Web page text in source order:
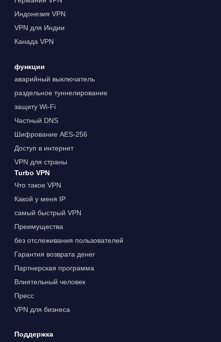
Индонезия VPN
VPN для Индии
Канада VPN
функции
аварийный выключатель
раздельное туннелирование
защиту Wi-Fi
Частный DNS
Шифрование AES-256
Доступ в интернет
VPN для страны
Turbo VPN
Что такое VPN
Какой у меня IP
самый быстрый VPN
Преимущества
без отслеживания пользователей
Гарантия возврата денег
Партнерская программа
Влиятельный человек
Пресс
VPN для бизнеса
Поддержка